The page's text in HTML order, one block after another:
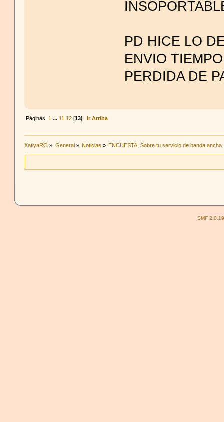
PD HICE LO
ENVIO
PERDIDA DE
Páginas: 1 ... 11 12[13] Ir Arriba
XatiyaRO » General» Noticias » ENCUESTA: Sobre tu servicio de banda ancha
SMF 2.0.19